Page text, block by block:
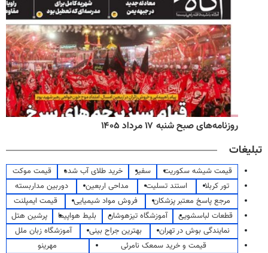
روزنامه‌های صبح شنبه ۱۷ مرداد ۱۴۰۵
تبلیغات
قیمت شیشه سکوریت سفیر خرید طلای آب شده
قیمت موکت
تور کربلا
استند تسلیت مداحی اربعین
دوربین مداربسته
مرجع پاسخ معتبر پزشکان
فروش مواد شیمیایی
قیمت ایمپلنت
قطعات لباسشویی
آموزشگاه تیزهوشان بلیط هواپیما
پرشین هتل
نمایندگی بوش در تهران
بهترین جراح بینی
آموزشگاه زبان ملل
قیمت و خرید سمعک نامرئی
مهرینو